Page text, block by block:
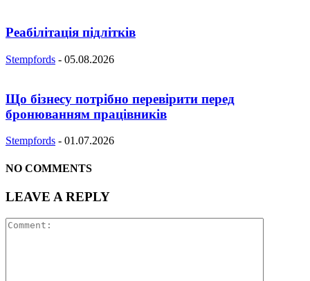
Реабілітація підлітків
Stempfords - 05.08.2026
Що бізнесу потрібно перевірити перед
бронюванням працівників
Stempfords - 01.07.2026
NO COMMENTS
LEAVE A REPLY